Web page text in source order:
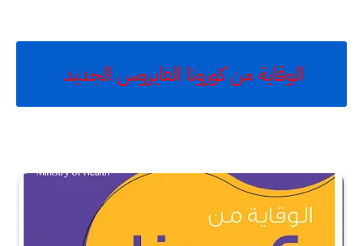
الوقاية من كورونا الفايروس الجديد